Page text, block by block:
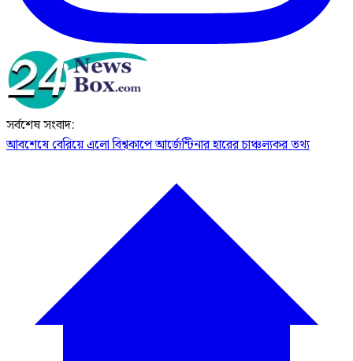
সর্বশেষ সংবাদ:
আবশেষে বেরিয়ে এলো বিশ্বকাপে আর্জেন্টিনার হারের চাঞ্চল্যকর তথ্য